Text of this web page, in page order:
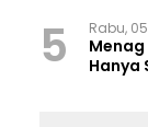
5 Rabu,
Hanya